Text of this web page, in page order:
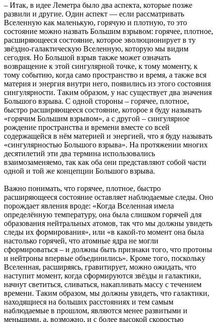
– Итак, в идее Леметра было два аспекта, которые позже
развили и другие. Один аспект — если рассматривать
Вселенную как маленькую, горячую и плотную, то это
состояние можно назвать Большим взрывом: горячее, плотное,
расширяющееся состояние, которое эволюционирует в ту
звёздно-галактическую Вселенную, которую мы видим
сегодня. Но Большой взрыв также может означать
возвращение к этой сингулярной точке, к тому моменту, к
тому событию, когда само пространство и время, а также вся
материя и энергия внутри него, появились из этого состояния
сингулярности. Таким образом, у нас существует два значения
Большого взрыва. С одной стороны – горячее, плотное,
быстро расширяющееся состояние, которое я буду называть
«горячим Большим взрывом», а с другой – сингулярное
рождение пространства и времени вместе со всей
содержащейся в нём материей и энергией, что я буду называть
«сингулярностью Большого взрыва». На протяжении многих
десятилетий эти два термина использовались
взаимозаменяемо, так как оба они представляют собой части
одной и той же концепции Большого взрыва.
Важно понимать, что горячее, плотное, быстро
расширяющееся состояние оставляет наблюдаемые следы. Оно
порождает явления вроде: «Когда Вселенная имела
определённую температуру, она была слишком горячей для
образования нейтральных атомов, так что мы должны увидеть
следы их формирования», или «в какой-то момент она была
настолько горячей, что атомные ядра не могли
сформироваться – и должны быть признаки того, что протоны
и нейтроны впервые объединились». Кроме того, поскольку
Вселенная, расширяясь, гравитирует, можно ожидать, что
наступит момент, когда сформируются звёзды и галактики,
начнут светиться, сливаться, накапливать массу с течением
времени. Таким образом, мы должны увидеть, что галактики,
находящиеся на больших расстояниях и тем самым
наблюдаемые в прошлом, являются менее развитыми и
меньшими, а, возможно, и с более высокой скоростью